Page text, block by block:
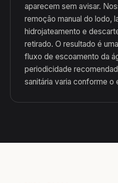
aparecem sem avisar.
remoção manual do lodo,
hidrojateamento e
retirado. O resultado é
fluxo de escoamento da
periodicidade
sanitária varia conforme o